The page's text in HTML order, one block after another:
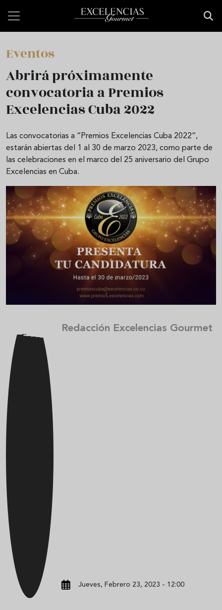
Eventos
Abrirá próximamente
convocatoria a Premios
Excelencias Cuba 2022
Las convocatorias a “Premios Excelencias Cuba 2022”,
estarán abiertas del 1 al 30 de marzo 2023, como parte de
las celebraciones en el marco del 25 aniversario del Grupo
Excelencias en Cuba.
Redacción Excelencias Gourmet
Jueves, Febrero 23, 2023 - 12:00